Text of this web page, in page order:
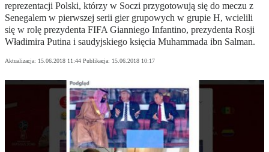
reprezentacji Polski, którzy w Soczi przygotowują się do meczu z
Senegalem w pierwszej serii gier grupowych w grupie H, wcielili
się w rolę prezydenta FIFA Gianniego Infantino, prezydenta Rosji
Władimira Putina i saudyjskiego księcia Muhammada ibn Salman.
Aktualizacja: 15.06.2018 11:44 Publikacja: 15.06.2018 10:17